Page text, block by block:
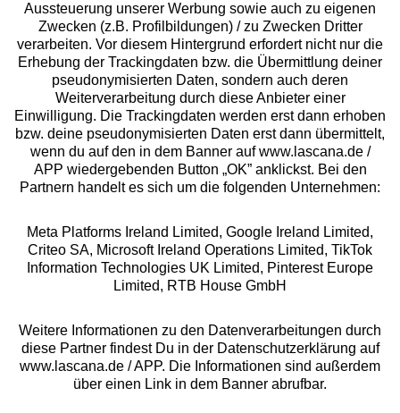
Beratung
Über uns
Rechtliches
Alle Preise inkl. MwSt., zzgl.
Versandkosten
** Bonität vorausgesetzt, berechtigt zur Bonitätsprüfung
Aussteuerung unserer Werbung sowie auch zu eigenen
Zwecken (z.B. Profilbildungen) / zu Zwecken Dritter
verarbeiten. Vor diesem Hintergrund erfordert nicht nur die
Erhebung der Trackingdaten bzw. die Übermittlung deiner
pseudonymisierten Daten, sondern auch deren
Weiterverarbeitung durch diese Anbieter einer
Einwilligung. Die Trackingdaten werden erst dann erhoben
bzw. deine pseudonymisierten Daten erst dann übermittelt,
wenn du auf den in dem Banner auf www.lascana.de /
APP wiedergebenden Button „OK” anklickst. Bei den
Partnern handelt es sich um die folgenden Unternehmen:
Meta Platforms Ireland Limited, Google Ireland Limited,
Criteo SA, Microsoft Ireland Operations Limited, TikTok
Information Technologies UK Limited, Pinterest Europe
Limited, RTB House GmbH
Weitere Informationen zu den Datenverarbeitungen durch
diese Partner findest Du in der Datenschutzerklärung auf
www.lascana.de / APP. Die Informationen sind außerdem
über einen Link in dem Banner abrufbar.